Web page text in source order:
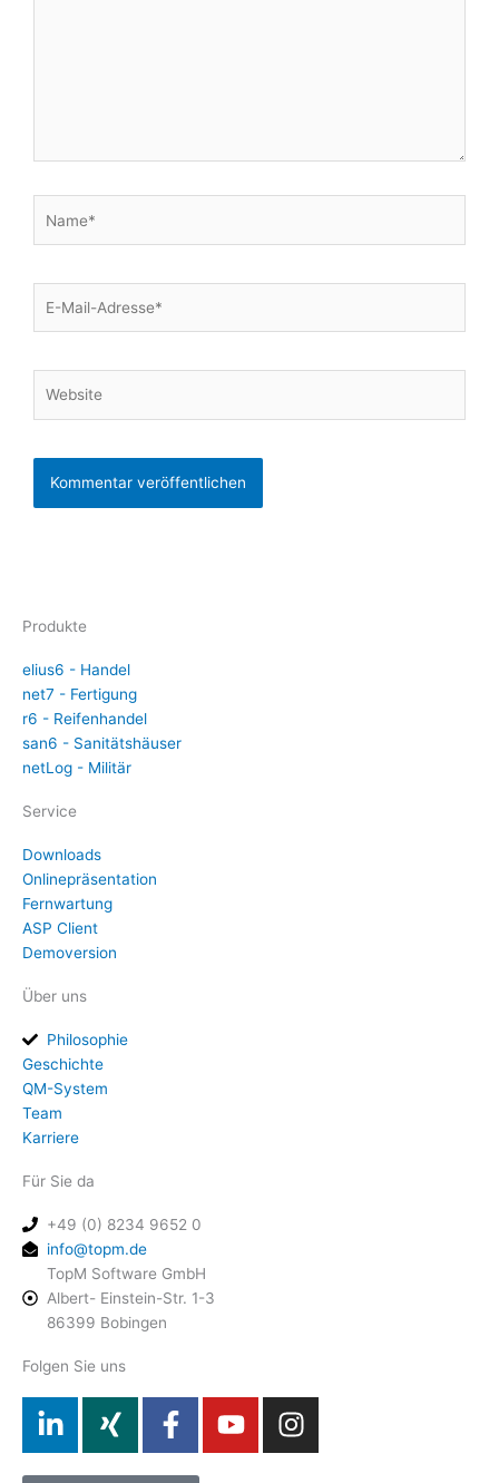
Mail-
Produkte
elius6 - Handel
net7 - Fertigung
r6 - Reifenhandel
san6 - Sanitätshäuser
netLog - Militär
Service
Downloads
Onlinepräsentation
Fernwartung
ASP Client
Demoversion
Über uns
Philosophie
Geschichte
QM-System
Team
Karriere
Für Sie da
+49 (0) 8234 9652 0
info@topm.de
TopM Software GmbH
Albert- Einstein-Str. 1-3
86399 Bobingen
Folgen Sie uns
i
X
i
F
a
Y
o
I
n